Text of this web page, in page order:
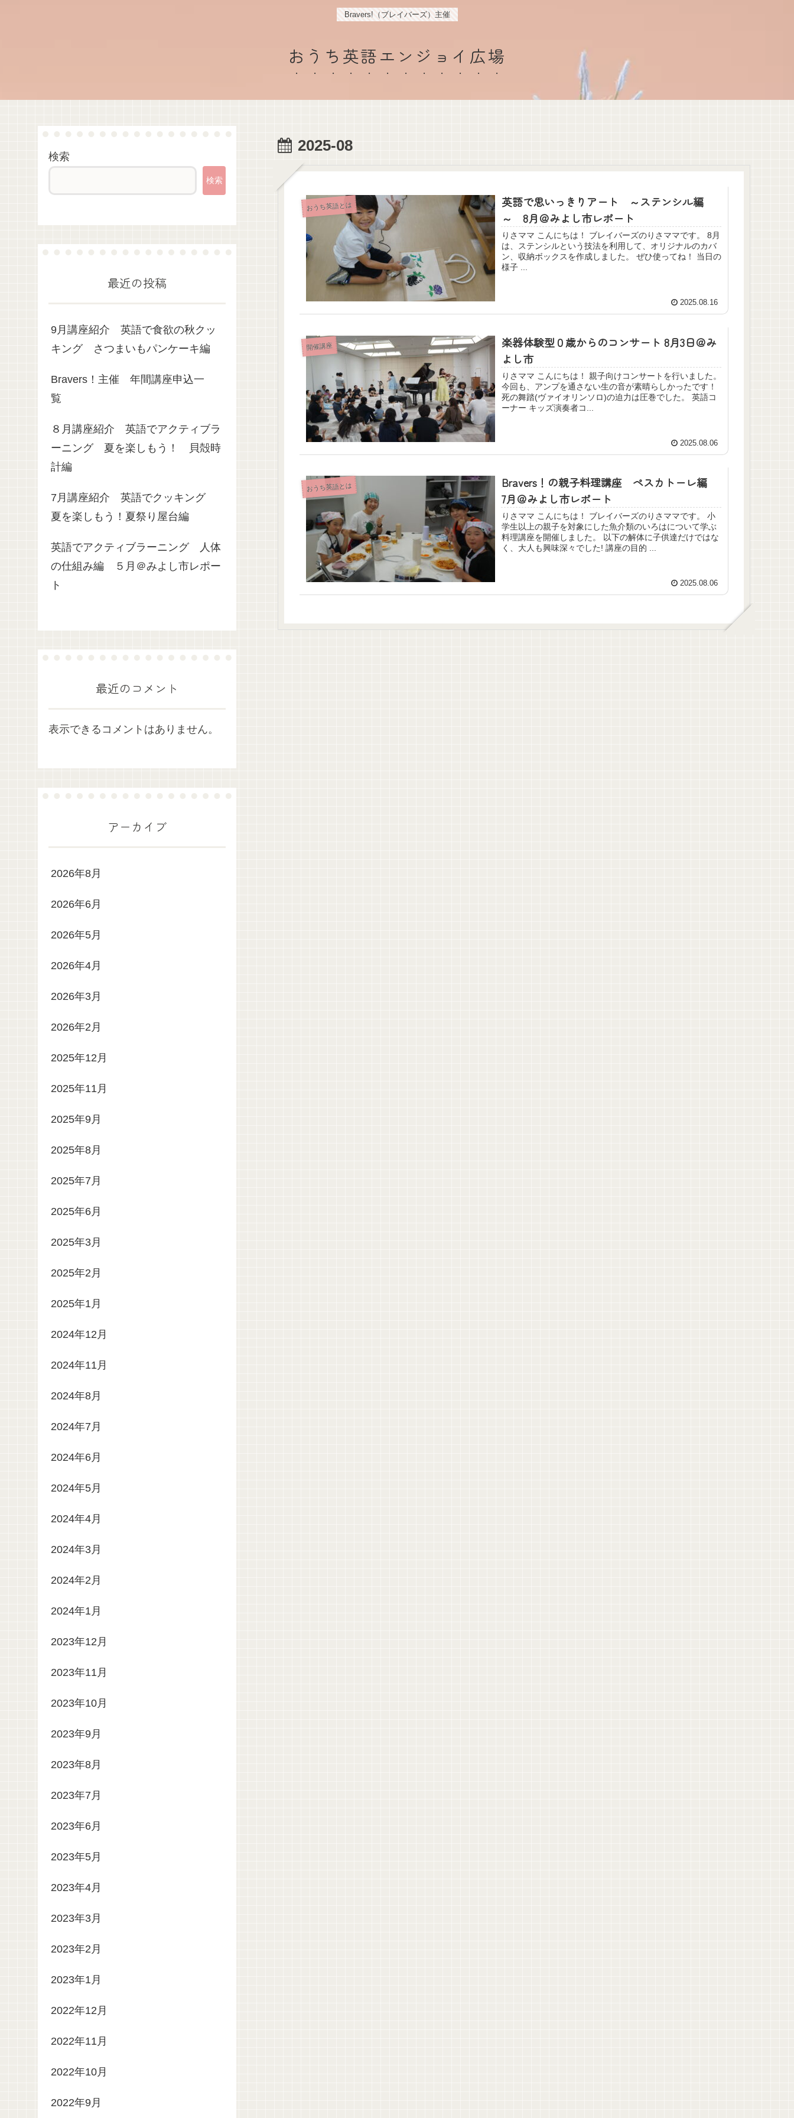
Bravers!（ブレイバーズ）主催
おうち英語エンジョイ広場
2025-08
おうち英語とは
英語で思いっきりアート ～ステンシル編
～ 8月＠みよし市レポート
りさママ こんにちは！ ブレイバーズのりさママです。 8月
は、ステンシルという技法を利用して、オリジナルのカバ
ン、収納ボックスを作成しました。 ぜひ使ってね！ 当日の
様子 ...
2025.08.16
開催講座
楽器体験型０歳からのコンサート 8月3日＠み
よし市
りさママ こんにちは！ 親子向けコンサートを行いました。
今回も、アンプを通さない生の音が素晴らしかったです！
死の舞踏(ヴァイオリンソロ)の迫力は圧巻でした。 英語コ
ーナー キッズ演奏者コ...
2025.08.06
おうち英語とは
Bravers！の親子料理講座 ペスカトーレ編
7月＠みよし市レポート
りさママ こんにちは！ ブレイバーズのりさママです。 小
学生以上の親子を対象にした魚介類のいろはについて学ぶ
料理講座を開催しました。 以下の解体に子供達だけではな
く、大人も興味深々でした! 講座の目的 ...
2025.08.06
検索
検索
最近の投稿
9月講座紹介 英語で食欲の秋クッ
キング さつまいもパンケーキ編
Bravers！主催 年間講座申込一
覧
８月講座紹介 英語でアクティブラ
ーニング 夏を楽しもう！ 貝殻時
計編
7月講座紹介 英語でクッキング
夏を楽しもう！夏祭り屋台編
英語でアクティブラーニング 人体
の仕組み編 ５月＠みよし市レポー
ト
最近のコメント
表示できるコメントはありません。
アーカイブ
2026年8月
2026年6月
2026年5月
2026年4月
2026年3月
2026年2月
2025年12月
2025年11月
2025年9月
2025年8月
2025年7月
2025年6月
2025年3月
2025年2月
2025年1月
2024年12月
2024年11月
2024年8月
2024年7月
2024年6月
2024年5月
2024年4月
2024年3月
2024年2月
2024年1月
2023年12月
2023年11月
2023年10月
2023年9月
2023年8月
2023年7月
2023年6月
2023年5月
2023年4月
2023年3月
2023年2月
2023年1月
2022年12月
2022年11月
2022年10月
2022年9月